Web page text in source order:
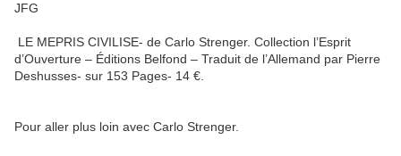
JFG
LE MEPRIS CIVILISE- de Carlo Strenger. Collection l’Esprit
d’Ouverture – Éditions Belfond – Traduit de l’Allemand par Pierre
Deshusses- sur 153 Pages- 14 €.
Pour aller plus loin avec Carlo Strenger.